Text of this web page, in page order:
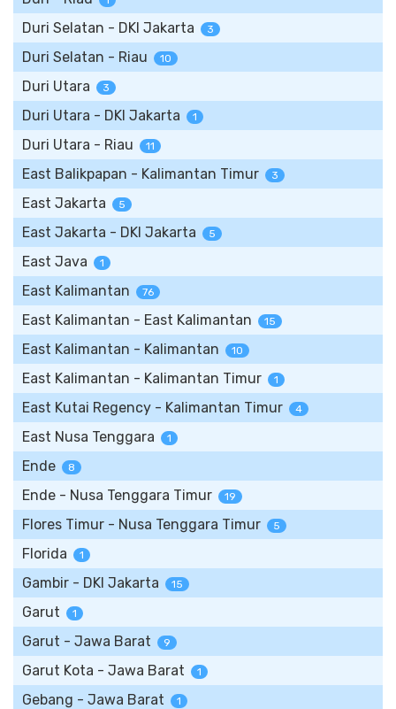
Duri Selatan - DKI Jakarta 3
Duri Selatan - Riau 10
Duri Utara 3
Duri Utara - DKI Jakarta 1
Duri Utara - Riau 11
East Balikpapan - Kalimantan Timur 3
East Jakarta 5
East Jakarta - DKI Jakarta 5
East Java 1
East Kalimantan 76
East Kalimantan - East Kalimantan 15
East Kalimantan - Kalimantan 10
East Kalimantan - Kalimantan Timur 1
East Kutai Regency - Kalimantan Timur 4
East Nusa Tenggara 1
Ende 8
Ende - Nusa Tenggara Timur 19
Flores Timur - Nusa Tenggara Timur 5
Florida 1
Gambir - DKI Jakarta 15
Garut 1
Garut - Jawa Barat 9
Garut Kota - Jawa Barat 1
Gebang - Jawa Barat 1